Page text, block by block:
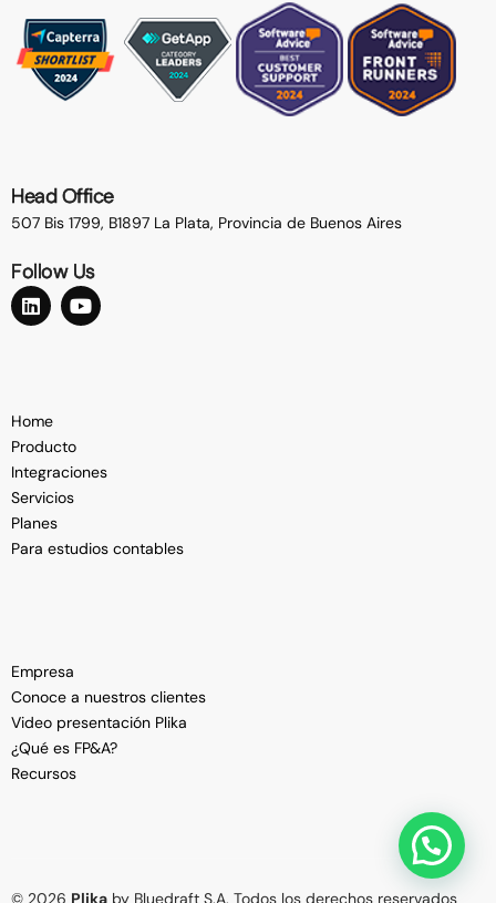
Head Office
507 Bis 1799, B1897 La Plata, Provincia de Buenos Aires
Follow Us
Home
Producto
Integraciones
Servicios
Planes
Para estudios contables
Empresa
Conoce a nuestros clientes
Video presentación Plika
¿Qué es FP&A?
Recursos
© 2026 Plika by Bluedraft S.A. Todos los derechos reservados